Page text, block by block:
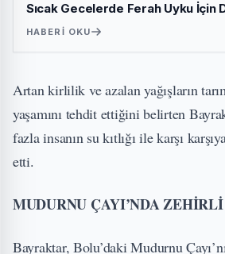
Sıcak Gecelerde Ferah Uyku İçin
HABERI OKU
Artan kirlilik ve azalan yağışların
yaşamını tehdit ettiğini belirten
fazla insanın su kıtlığı ile karşı
etti.
MUDURNU ÇAYI’NDA
Bayraktar, Bolu’daki Mudurnu